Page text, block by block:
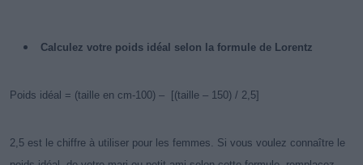
Calculez votre poids idéal selon la formule de Lorentz
Poids idéal = (taille en cm-100) – [(taille – 150) / 2,5]
2,5 est le chiffre à utiliser pour les femmes. Si vous voulez connaître le